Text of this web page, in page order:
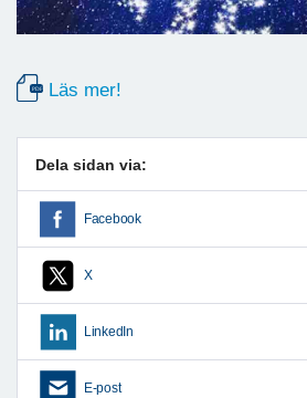
Läs mer!
Dela sidan via:
Facebook
X
LinkedIn
E-post